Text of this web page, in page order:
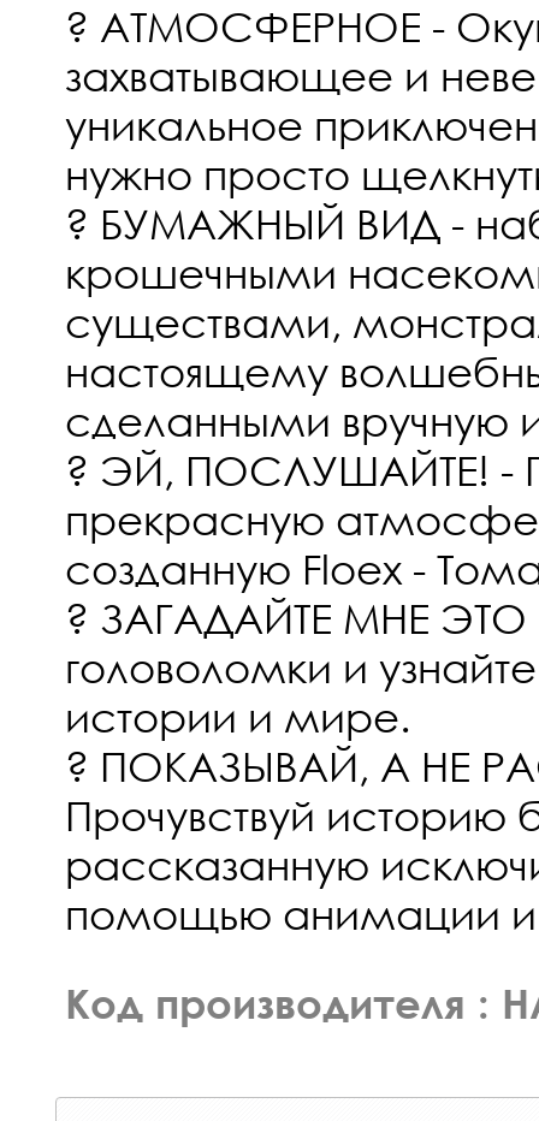
? АТМОСФЕРНОЕ -
захватывающее и
уникальное
нужно просто
? БУМАЖНЫЙ ВИД -
крошечными
существами,
настоящему
сделанными вручную
? ЭЙ, ПОСЛУШАЙТЕ! -
прекрасную
созданную Floex -
? ЗАГАДАЙТЕ МНЕ ЭТО
головоломки и
истории и мире.
? ПОКАЗЫВАЙ, А НЕ
Прочувствуй историю
рассказанную
помощью анимации и
Код производителя :